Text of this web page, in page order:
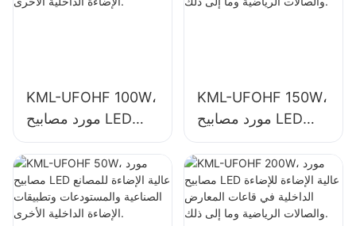
KML-UFOHF 100W،
مورد مصابيح LED
عالية الإضاءة للمصانع
الصناعية والمستودعات
وتطبيقات الإضاءة
الداخلية الأخرى.
KML-UFOHF 150W،
مورد مصابيح LED
عالية الإضاءة للإضاءة
الداخلية في المصانع
الصناعية والصالات